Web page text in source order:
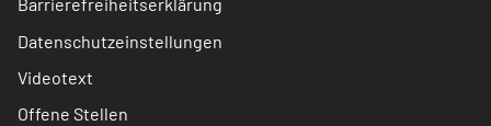
Datenschutzeinstellungen
Videotext
Offene Stellen